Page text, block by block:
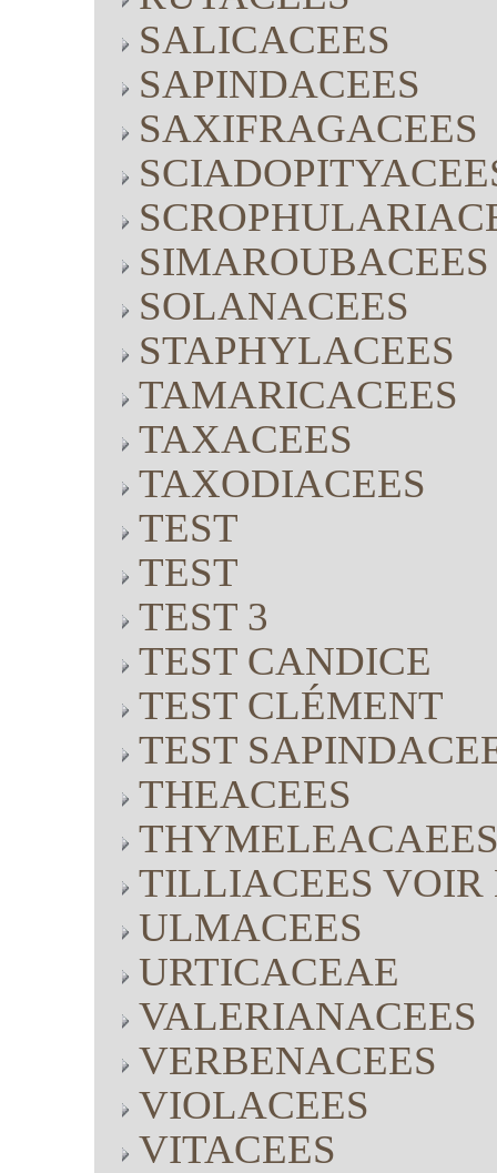
SALICACEES
SAPINDACEES
SAXIFRAGACEES
SIMAROUBACEES
SOLANACEES
STAPHYLACEES
TAMARICACEES
TAXACEES
TAXODIACEES
TEST
TEST
TEST 3
TEST CANDICE
TEST CLÉMENT
TEST
THEACEES
TILLIACEES VOIR
ULMACEES
URTICACEAE
VALERIANACEES
VERBENACEES
VIOLACEES
VITACEES